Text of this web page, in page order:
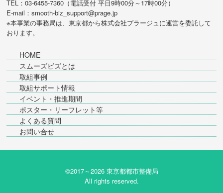
TEL：03-6455-7360（電話受付 平日9時00分～17時00分）
E-mail：smooth-biz_support@prage.jp
※本事業の事務局は、東京都から株式会社プラージュに運営を委託して
おります。
HOME
スムーズビズとは
取組事例
取組サポート情報
イベント・推進期間
ポスター・リーフレット等
よくある質問
お問い合せ
©2017～2026 東京都都市整備局
All rights reserved.